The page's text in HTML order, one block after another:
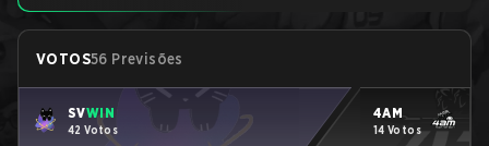
VOTOS56 Previsões
SVWIN
42 Votos
4AM
14 Votos